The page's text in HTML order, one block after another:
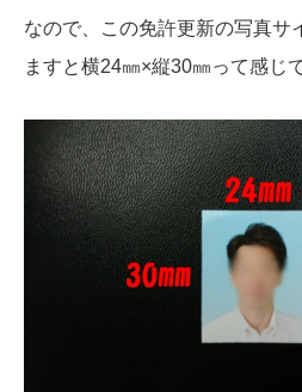
なので、この免許更新の写真サ
ますと横24㎜×縦30㎜って感じ